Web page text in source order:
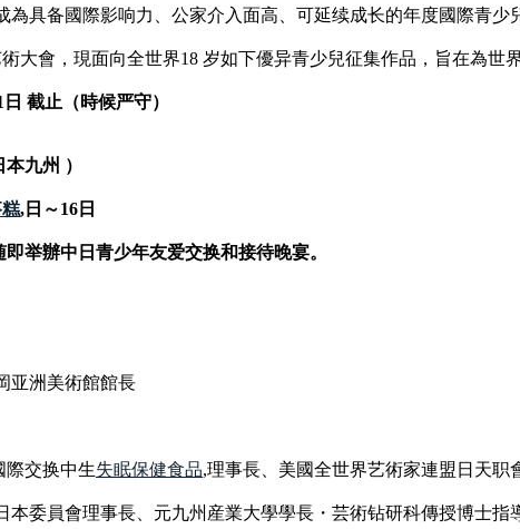
為具备國際影响力、公家介入面高、可延续成长的年度國際青少
大會，現面向全世界18 岁如下優异青少兒征集作品，旨在為世
截止（時候严守）
九州 ）
,日～16日
举辦中日青少年友爱交换和接待晚宴。
亚洲美術館館長
交换中生失眠保健食品,理事長、美國全世界艺術家連盟日天职
員會理事長、元九州産業大學學長・芸術钻研科傳授博士指